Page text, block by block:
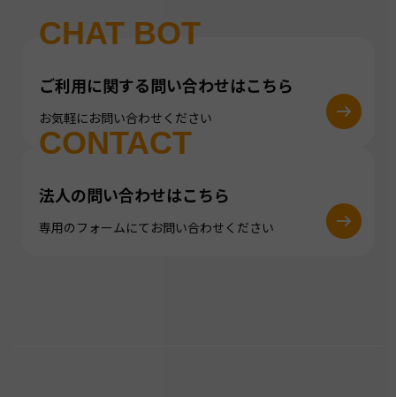
CHAT BOT
ご利用に関する問い合わせはこちら
お気軽にお問い合わせください
CONTACT
法人の問い合わせはこちら
専用のフォームにてお問い合わせください